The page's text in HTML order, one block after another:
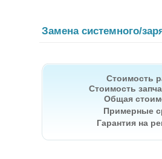
Замена системного/
Стоимость
Стоимость
Общая
Примерные
Гарантия на